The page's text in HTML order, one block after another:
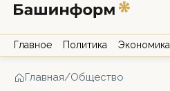
Главное Политика Экономика
Главная/Общество